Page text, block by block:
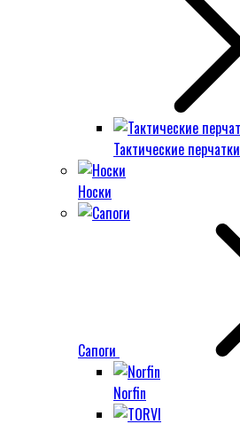
Тактические перчатки
Носки
Сапоги
Norfin